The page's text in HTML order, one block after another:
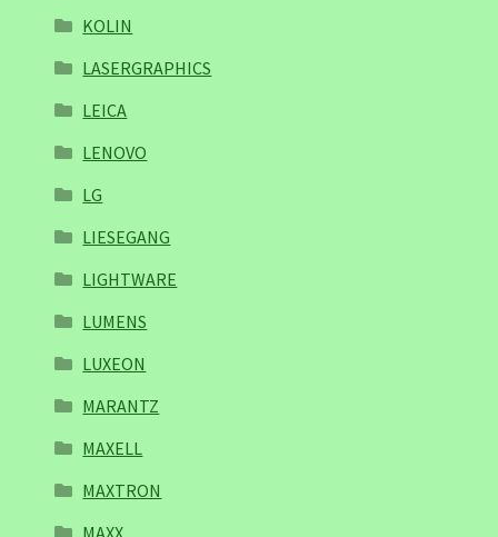
KOLIN
LASERGRAPHICS
LEICA
LENOVO
LG
LIESEGANG
LIGHTWARE
LUMENS
LUXEON
MARANTZ
MAXELL
MAXTRON
MAXX